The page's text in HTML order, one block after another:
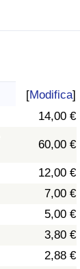
[Modifica]
14,00 €
60,00 €
12,00 €
7,00 €
5,00 €
3,80 €
2,88 €